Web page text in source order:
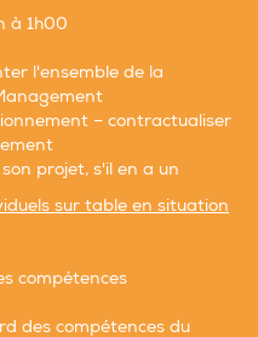
à 1h00
l'ensemble de la
– contractualiser
projet, s'il en a un
sur table en situation
compétences
des compétences du